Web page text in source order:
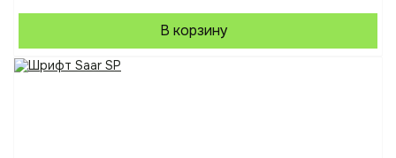
В корзину